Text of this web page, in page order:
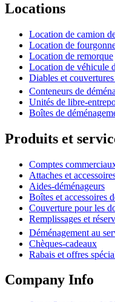
Locations
Location de camion
Location de
Location de remorque
Location de véhicule
Diables et
Conteneurs de
Unités de libre-
Boîtes de
Produits et
Comptes
Attaches et
Aides-déménageurs
Boîtes et accessoires
Couverture pour les
Remplissages et
Déménagement au
Chèques-cadeaux
Rabais et offres
Company Info